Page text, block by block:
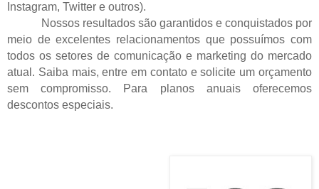
Instagram, Twitter e outros).
Nossos resultados são garantidos e conquistados por
meio de excelentes relacionamentos que possuímos com
todos os setores de comunicação e marketing do mercado
atual. Saiba mais, entre em contato e solicite um orçamento
sem compromisso. Para planos anuais oferecemos
descontos especiais.